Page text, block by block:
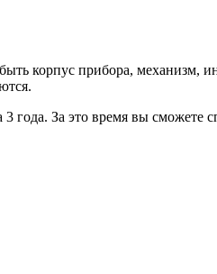
корпус прибора, механизм,
года. За это время вы сможете